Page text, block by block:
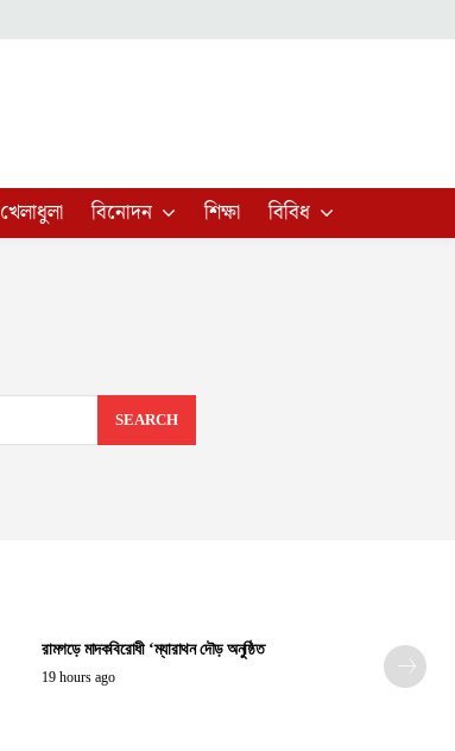
খেলাধুলা বিনোদন শিক্ষা বিবিধ
SEARCH
রামগড়ে মাদকবিরোধী ‘ম্যারাথন দৌড় অনুষ্ঠিত
19 hours ago